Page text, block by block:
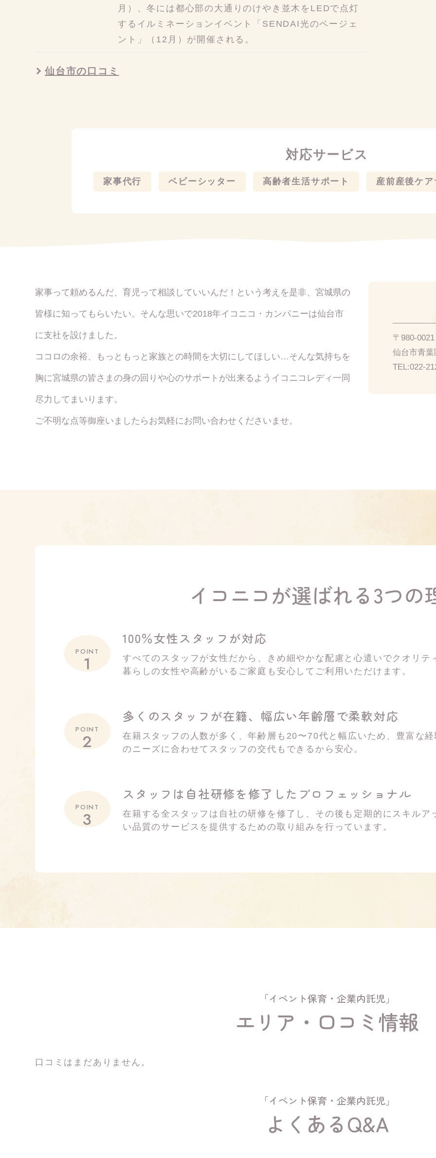
月）、冬には都心部の大通りのけやき並木をLEDで点灯
するイルミネーションイベント「SENDAI光のページェ
ント」（12月）が開催される。
仙台市の口コミ
対応サービス
家事代行 ベビーシッター 高齢者生活サポート 産前産後ケ
家事って頼めるんだ、育児って相談していいんだ！という考えを是非、宮城県の
皆様に知ってもらいたい。そんな思いで2018年イコニコ・カンパニーは仙台市
に支社を設けました。
ココロの余裕、もっともっと家族との時間を大切にしてほしい…そんな気持ちを
胸に宮城県の皆さまの身の回りや心のサポートが出来るようイコニコレディ一同
尽力してまいります。
ご不明な点等御座いましたらお気軽にお問い合わせくださいませ。
〒980-
仙台市青
TEL:022-
イコニコが選ばれる3つの
POINT
1
100％女性スタッフが対応
すべてのスタッフが女性だから、きめ細やかな配慮と心遣いでクオリ
暮らしの女性や高齢がいるご家庭も安心してご利用いただけます。
POINT
2
多くのスタッフが在籍、 幅広い年齢層で柔軟対応
在籍スタッフの人数が多く、年齢層も20〜70代と幅広いため、豊富な
のニーズに合わせてスタッフの交代もできるから安心。
POINT
3
スタッフは自社研修を修了した プロフェッショナル
在籍する全スタッフは自社の研修を修了し、その後も定期的にスキル
い品質のサービスを提供するための取り組みを行っています。
「イベント保育・企業内託児」
エリア・口コミ情報
口コミはまだありません。
「イベント保育・企業内託児」
よくあるQ&A